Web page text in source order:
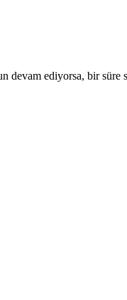
devam ediyorsa, bir